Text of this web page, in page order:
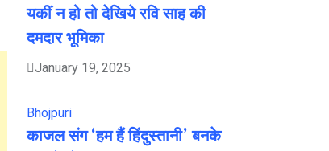
यकीं न हो तो देखिये रवि साह की
दमदार भूमिका
January 19, 2025
Bhojpuri
काजल संग ‘हम हैं हिंदुस्तानी’ बनके